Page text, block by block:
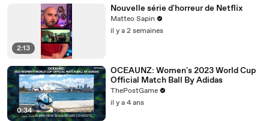
2:13
Nouvelle série d'horreur de Netflix
Matteo Sapin
il y a 2 semaines
0:34
OCEAUNZ: Women's 2023 World Cup
Official Match Ball By Adidas
ThePostGame
il y a 4 ans